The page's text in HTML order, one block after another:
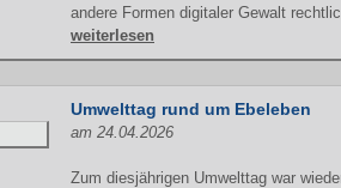
andere Formen digitaler Gewalt
weiterlesen
Umwelttag rund um Ebeleben
am 24.04.2026
Zum diesjährigen Umwelttag war